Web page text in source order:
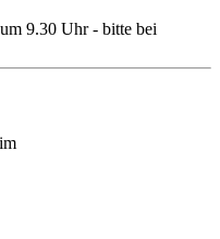
9.30 Uhr - bitte bei